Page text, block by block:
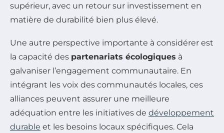
supérieur, avec un retour sur investissement en
matière de durabilité bien plus élevé.
Une autre perspective importante à considérer est
la capacité des partenariats écologiques à
galvaniser l’engagement communautaire. En
intégrant les voix des communautés locales, ces
alliances peuvent assurer une meilleure
adéquation entre les initiatives de développement
durable et les besoins locaux spécifiques. Cela